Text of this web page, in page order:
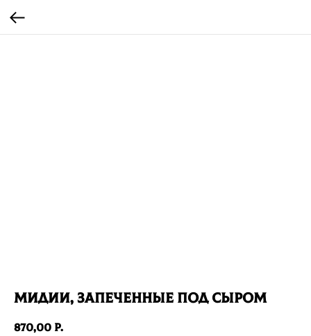
Мидии, запеченные под сыром
870,00 р.